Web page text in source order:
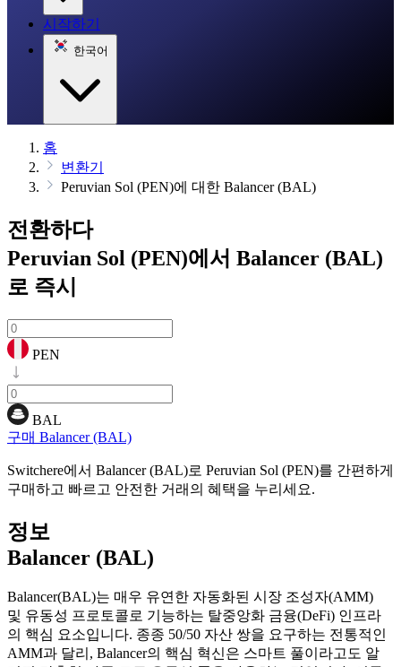
시작하기
한국어
홈
변환기
Peruvian Sol (PEN)에 대한 Balancer (BAL)
전환하다
Peruvian Sol (PEN)에서 Balancer (BAL)
로 즉시
PEN
BAL
구매 Balancer (BAL)
Switchere에서 Balancer (BAL)로 Peruvian Sol (PEN)를 간편하게
구매하고 빠르고 안전한 거래의 혜택을 누리세요.
정보
Balancer (BAL)
Balancer(BAL)는 매우 유연한 자동화된 시장 조성자(AMM)
및 유동성 프로토콜로 기능하는 탈중앙화 금융(DeFi) 인프라
의 핵심 요소입니다. 종종 50/50 자산 쌍을 요구하는 전통적인
AMM과 달리, Balancer의 핵심 혁신은 스마트 풀이라고도 알